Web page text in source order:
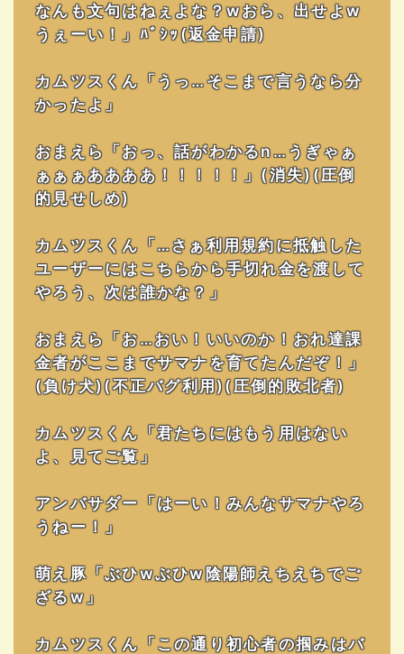
なんも文句はねぇよな？wおら、出せよw
うぇーい！」ﾊﾞｼｯ(返金申請)
カムツスくん「うっ…そこまで言うなら分
かったよ」
おまえら「おっ、話がわかるn…うぎゃぁ
ぁぁぁああああ！！！！！」(消失)(圧倒
的見せしめ)
カムツスくん「…さぁ利用規約に抵触した
ユーザーにはこちらから手切れ金を渡して
やろう、次は誰かな？」
おまえら「お…おい！いいのか！おれ達課
金者がここまでサマナを育てたんだぞ！」
(負け犬)(不正バグ利用)(圧倒的敗北者)
カムツスくん「君たちにはもう用はない
よ、見てご覧」
アンバサダー「はーい！みんなサマナやろ
うねー！」
萌え豚「ぶひwぶひw陰陽師えちえちでご
ざるw」
カムツスくん「この通り初心者の掴みはバ